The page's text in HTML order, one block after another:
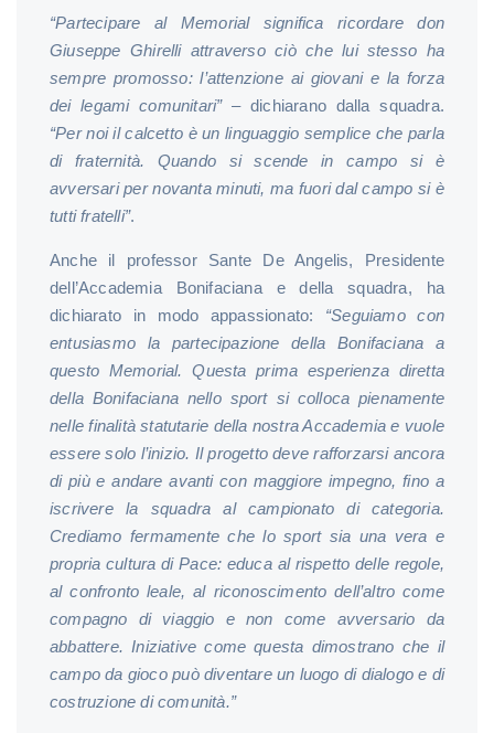
“Partecipare al Memorial significa ricordare don
Giuseppe Ghirelli attraverso ciò che lui stesso ha
sempre promosso: l’attenzione ai giovani e la forza
dei legami comunitari”– dichiarano dalla squadra.
“Per noi il calcetto è un linguaggio semplice che parla
di fraternità. Quando si scende in campo si è
avversari per novanta minuti, ma fuori dal campo si è
tutti fratelli”.
Anche il professor Sante De Angelis, Presidente
dell’Accademia Bonifaciana e della squadra, ha
dichiarato in modo appassionato: “Seguiamo con
entusiasmo la partecipazione della Bonifaciana a
questo Memorial. Questa prima esperienza diretta
della Bonifaciana nello sport si colloca pienamente
nelle finalità statutarie della nostra Accademia e vuole
essere solo l’inizio. Il progetto deve rafforzarsi ancora
di più e andare avanti con maggiore impegno, fino a
iscrivere la squadra al campionato di categoria.
Crediamo fermamente che lo sport sia una vera e
propria cultura di Pace: educa al rispetto delle regole,
al confronto leale, al riconoscimento dell’altro come
compagno di viaggio e non come avversario da
abbattere. Iniziative come questa dimostrano che il
campo da gioco può diventare un luogo di dialogo e di
costruzione di comunità.”